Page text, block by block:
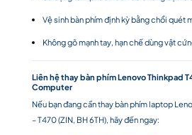
Vệ sinh bàn phím định kỳ bằng chổi quét
Không gõ mạnh tay, hạn chế dùng vật
Liên hệ thay bàn phím Lenovo Thinkpad
Computer
Nếu bạn đang cần thay bàn phím laptop
– T470 (ZIN, BH 6TH), hãy đến ngay: